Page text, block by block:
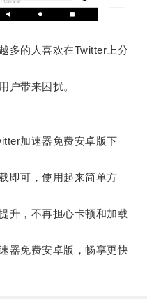
的人喜欢在Twitter上分
带来困扰。
加速器免费安卓版下
可，使用起来简单方
，不再担心卡顿和加载
免费安卓版，畅享更快